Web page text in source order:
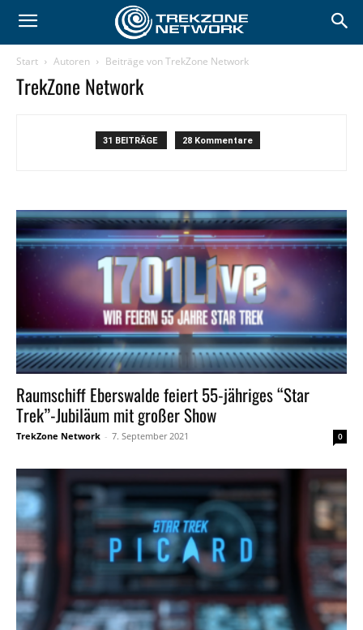
Start Autoren Beiträge von TrekZone Network
TrekZone Network
31 BEITRÄGE 28 Kommentare
Raumschiff Eberswalde feiert 55-jähriges “Star
Trek”-Jubiläum mit großer Show
TrekZone Network - 7. September 2021 0